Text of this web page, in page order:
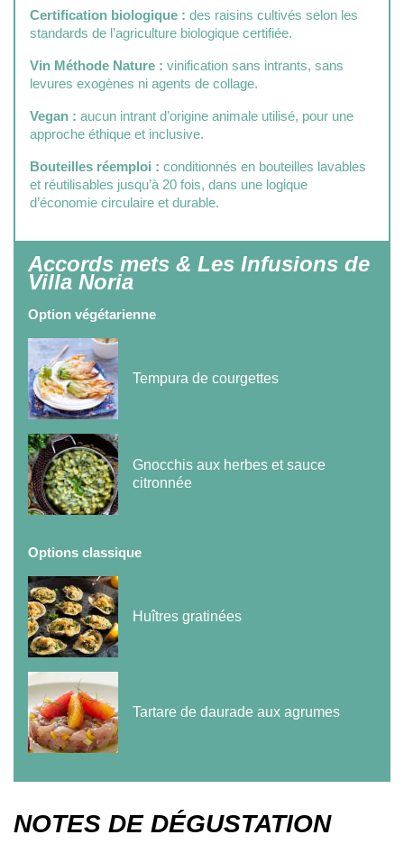
Certification biologique : des raisins cultivés selon les
standards de l’agriculture biologique certifiée.
Vin Méthode Nature : vinification sans intrants, sans
levures exogènes ni agents de collage.
Vegan : aucun intrant d’origine animale utilisé, pour une
approche éthique et inclusive.
Bouteilles réemploi : conditionnés en bouteilles lavables
et réutilisables jusqu’à 20 fois, dans une logique
d’économie circulaire et durable.
Accords mets & Les Infusions de
Villa Noria
Option végétarienne
Tempura de courgettes
Gnocchis aux herbes et sauce
citronnée
Options classique
Huîtres gratinées
Tartare de daurade aux agrumes
NOTES DE DÉGUSTATION